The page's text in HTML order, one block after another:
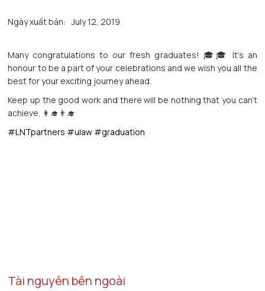
Ngày xuất bản: July 12, 2019
Many congratulations to our fresh graduates! 🎓🎓 It’s an
honour to be a part of your celebrations and we wish you all the
best for your exciting journey ahead.
Keep up the good work and there will be nothing that you can’t
achieve. 👩‍🎓👨‍🎓
#LNTpartners #ulaw #graduation
Tài nguyên bên ngoài